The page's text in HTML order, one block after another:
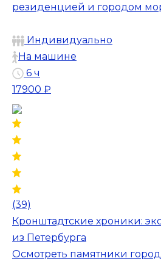
резиденцией и городом
Индивидуально
На машине
6 ч
17900 ₽
(39)
Кронштадтские хроники:
из Петербурга
Осмотреть памятники